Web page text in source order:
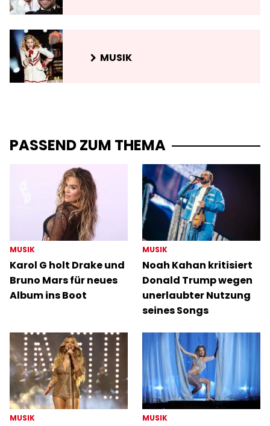
MUSIK
PASSEND ZUM THEMA
MUSIK
Karol G holt Drake und
Bruno Mars für neues
Album ins Boot
MUSIK
Noah Kahan kritisiert
Donald Trump wegen
unerlaubter Nutzung
seines Songs
MUSIK MUSIK